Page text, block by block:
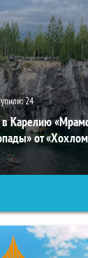
24
в Карелию
от